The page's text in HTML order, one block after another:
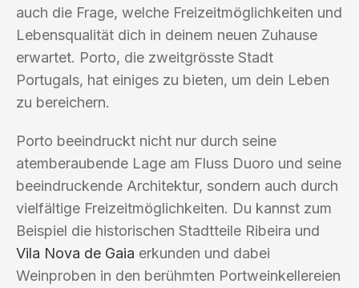
auch die Frage, welche Freizeitmöglichkeiten und
Lebensqualität dich in deinem neuen Zuhause
erwartet. Porto, die zweitgrösste Stadt
Portugals, hat einiges zu bieten, um dein Leben
zu bereichern.
Porto beeindruckt nicht nur durch seine
atemberaubende Lage am Fluss Duoro und seine
beeindruckende Architektur, sondern auch durch
vielfältige Freizeitmöglichkeiten. Du kannst zum
Beispiel die historischen Stadtteile Ribeira und
Vila Nova de Gaia erkunden und dabei
Weinproben in den berühmten Portweinkellereien